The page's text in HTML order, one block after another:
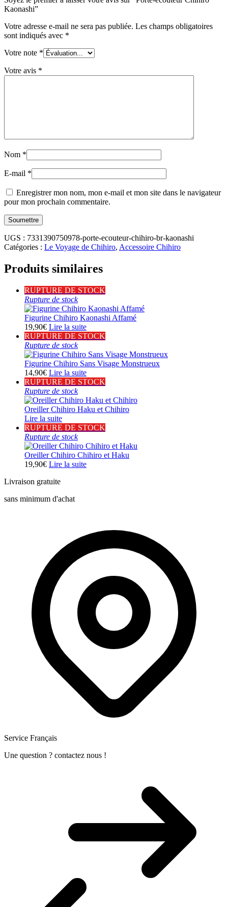
Kaonashi”
Votre adresse e-mail ne sera pas publiée. Les champs obligatoires
sont indiqués avec *
Votre note *
Votre avis *
Nom *
E-mail *
Enregistrer mon nom, mon e-mail et mon site dans le navigateur
pour mon prochain commentaire.
UGS : 7331390750978-porte-ecouteur-chihiro-br-kaonashi
Catégories : Le Voyage de Chihiro, Accessoire Chihiro
Produits similaires
RUPTURE DE STOCK
Rupture de stock
Figurine Chihiro Kaonashi Affamé
19,90€ Lire la suite
RUPTURE DE STOCK
Rupture de stock
Figurine Chihiro Sans Visage Monstrueux
14,90€ Lire la suite
RUPTURE DE STOCK
Rupture de stock
Oreiller Chihiro Haku et Chihiro
Lire la suite
RUPTURE DE STOCK
Rupture de stock
Oreiller Chihiro Chihiro et Haku
19,90€ Lire la suite
Livraison gratuite
sans minimum d'achat
Service Français
Une question ? contactez nous !